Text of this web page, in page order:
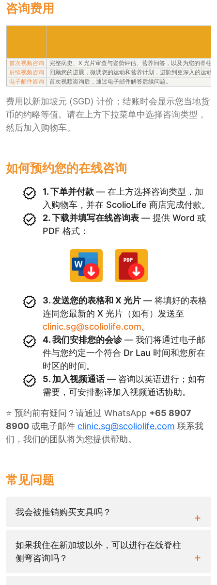
咨询费用
首次视频咨询
完整病史、X 光片审查与姿势评估、营养问答，以及为您的脊
后续视频咨询
回顾您的进展，微调您的运动和营养计划，进阶到更深入的运动
电子邮件咨询
首次视频咨询后，通过电子邮件解答后续问题。
费用以新加坡元 (SGD) 计价；结账时会显示您当地货
币的约略等值。请在上方下拉菜单中选择咨询类型，
然后加入购物车。
如何预约您的在线咨询
1. 下单并付款 — 在上方选择咨询类型，加
入购物车，并在 ScolioLife 商店完成付款。
2. 下载并填写在线咨询表 — 提供 Word 或
PDF 格式：
3. 发送您的表格和 X 光片 — 将填好的表格
连同您最新的 X 光片（如有）发送至
clinic.sg@scoliolife.com。
4. 我们安排您的会诊— 我们将通过电子邮
件与您约定一个符合 Dr Lau 时间和您所在
时区的时间。
5. 加入视频通话— 咨询以英语进行；如有
需要，可安排翻译加入视频通话协助。
⭐ 预约前有疑问？请通过 WhatsApp +65 8907
8900 或电子邮件 clinic.sg@scoliolife.com 联系我
们，我们的团队将为您提供帮助。
常见问题
我会被推销购买支具吗？
如果我住在新加坡以外，可以进行在线脊柱
侧弯咨询吗？